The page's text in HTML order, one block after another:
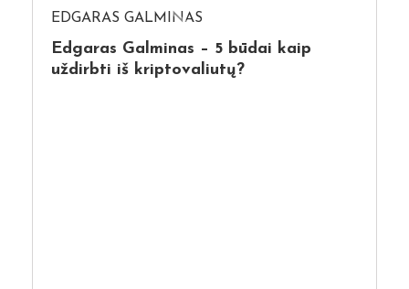
EDGARAS GALMINAS
Edgaras Galminas – 5 būdai kaip
uždirbti iš kriptovaliutų?